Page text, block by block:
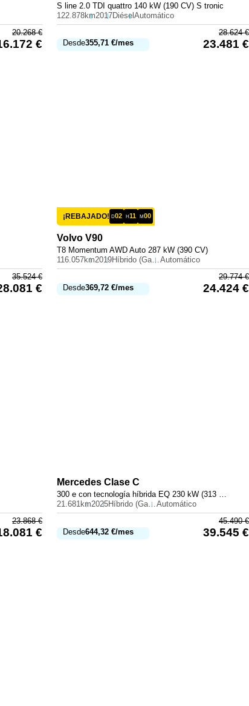
20.268€
€
S line 2.0 TDI quattro 140 kW (190 CV) S tronic
122.878km2017DiéselAutomático
Desde355,71 €/mes
28.624€
23.481 €
35.524€
€
¡REBAJADO! D02 H11 M00
Volvo V90
T8 Momentum AWD Auto 287 kW (390 CV)
116.057km2019 Híbrido (Gasolina) Automático
Desde369,72 €/mes
29.774€
24.424 €
23.868€
€
Mercedes Clase C
300 e con tecnología híbrida EQ 230 kW (313 CV)
21.681km2025 Híbrido (Gasolina)Automático
Desde644,32 €/mes
45.490€
39.545 €